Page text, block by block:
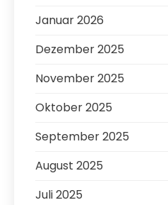
Januar 2026
Dezember 2025
November 2025
Oktober 2025
September 2025
August 2025
Juli 2025